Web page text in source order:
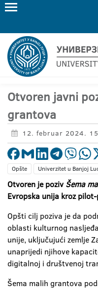
Otvoren javni
grantova
12. februar 2024.
Opšte Univerzitet u Banjoj
Otvoren je pozivŠema
Evropska unija kroz
Opšti cilj poziva je da
oblasti kulturnog
unije, uključujući zemlje
unaprijedi njihove
digitalnoj i društvenoj
Šema malih grantova